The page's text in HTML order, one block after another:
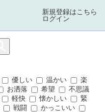
新規登録はこちら
ログイン
優しい 温かい
楽
お洒落 希望
不思議
軽快 懐かしい
緊
戦闘
かっこいい